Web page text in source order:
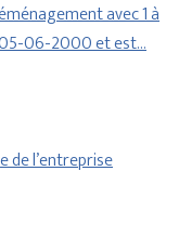
avec 1 à
05-06-2000 et est…
de l’entreprise